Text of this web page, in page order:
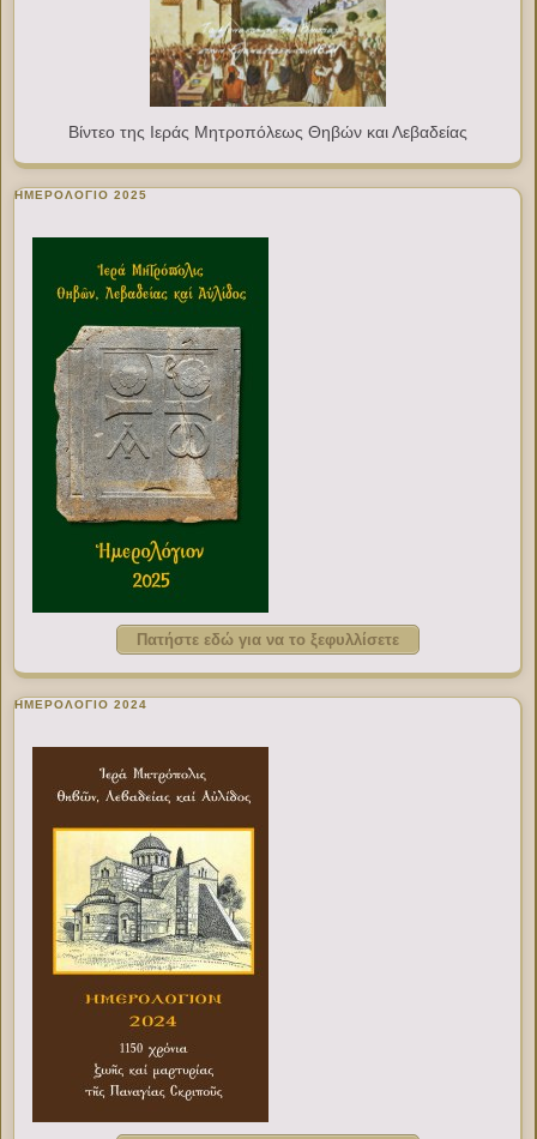
Βίντεο της Ιεράς Μητροπόλεως Θηβών και Λεβαδείας
ΗΜΕΡΟΛΟΓΙΟ 2025
Πατήστε εδώ για να το ξεφυλλίσετε
ΗΜΕΡΟΛΟΓΙΟ 2024